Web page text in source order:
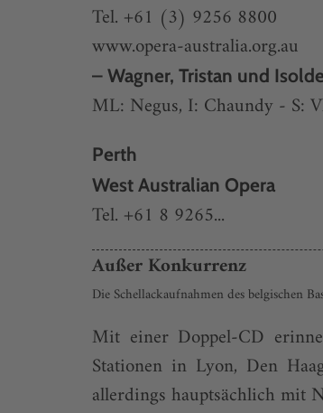
Tel. +61 (3) 9256 8800
www.opera-australia.org.au
– Wagner, Tristan und
ML: Negus, I: Chaundy - S:
Perth
West Australian Opera
Tel. +61 8 9265...
Außer Konkurrenz
Die Schellackaufnahmen des belgischen
Mit einer Doppel-CD
Stationen in Lyon, Den
allerdings hauptsächlich mit